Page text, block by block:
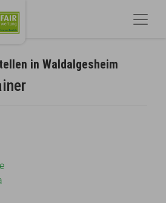
in Waldalgesheim